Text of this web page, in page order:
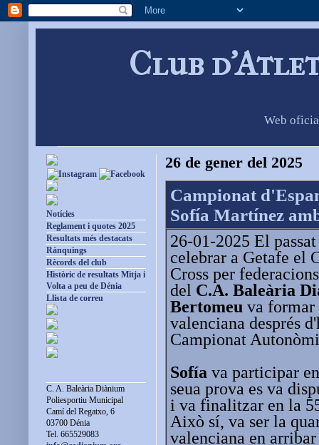
Club
Web
26 de gener del 2025
Campionat
Sofía Martínez
26-01-2025 El
celebrar a Getafe el
Cross per
del C.A. Baleària
Bertomeu va formar
valenciana després
Campionat
Sofía va participar
seua prova es va
i va finalitzar en la
Això sí, va ser la
valenciana en
Notícies
Reglament i quotes 2025
Resultats més destacats
Rànquings
Rècords del club
Històric de resultats Mitja i
Volta a peu de Dénia
Llista de correu
C. A. Baleària Diànium
Poliesportiu Municipal
Camí del Regatxo, 6
03700 Dénia
Tel. 665529083